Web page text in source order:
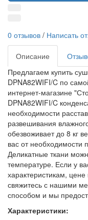
0 отзывов / Написать
Описание
Предлагаем купить
DPNA82WIFI/C по
интернет-магазине
DPNA82WIFI/C
необходимости
развешивания
обезвоживает до 8 кг
вас от необходимости
Деликатные ткани
температуре. Если у
характеристикам,
свяжитесь с нашими
способом и мы
Характеристики: